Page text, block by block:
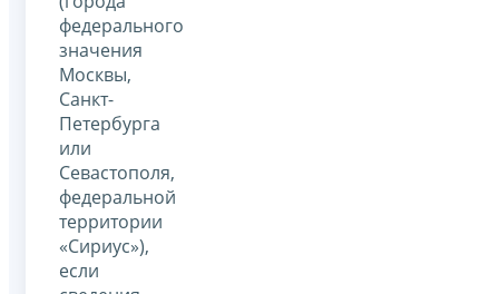
федерального
значения
Москвы,
Санкт-
Петербурга
или
Севастополя,
федеральной
территории
«Сириус»),
если